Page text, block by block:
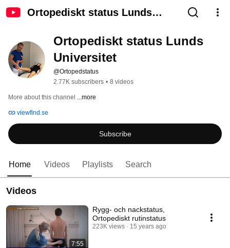
Ortopediskt status Lunds
Ortopediskt status Lunds
Universitet
@Ortopedstatus
2.77K subscribers • 8 videos
More about this channel ...more
viewfind.se
Subscribe
Home Videos Playlists Search
Videos
7:55
Rygg- och nackstatus,
Ortopediskt rutinstatus
223K views 15 years ago